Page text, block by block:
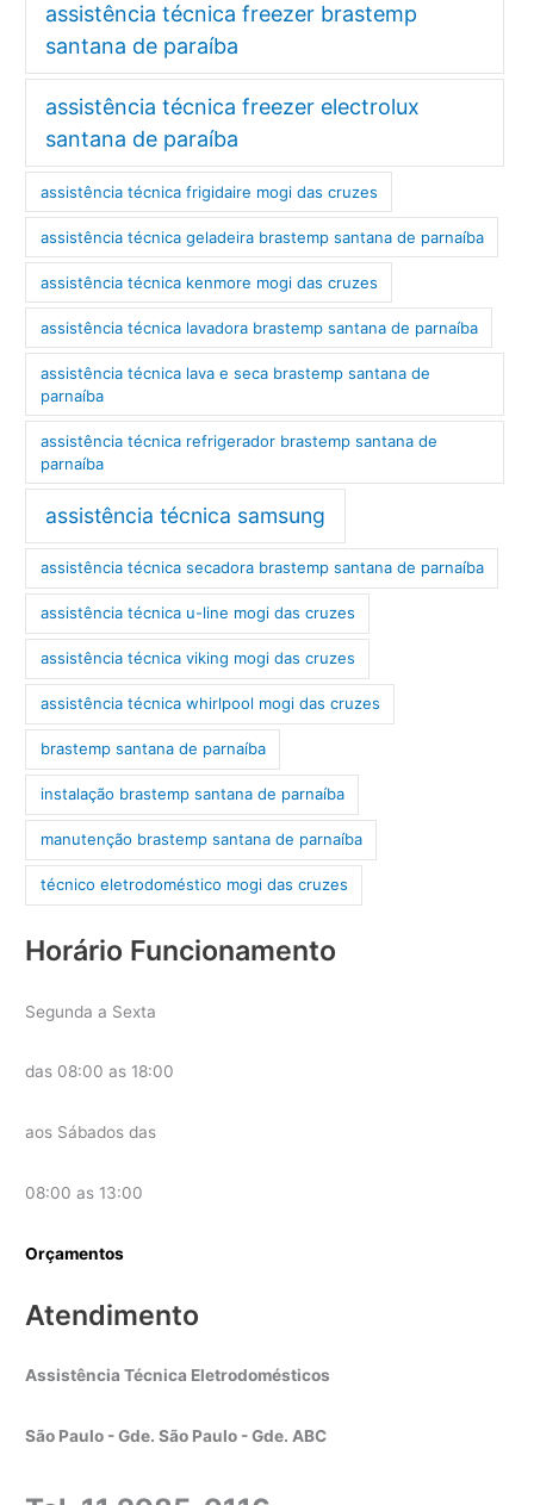
assistência técnica freezer brastemp
santana de paraíba
assistência técnica freezer electrolux
santana de paraíba
assistência técnica frigidaire mogi das cruzes
assistência técnica geladeira brastemp santana de parnaíba
assistência técnica kenmore mogi das cruzes
assistência técnica lavadora brastemp santana de parnaíba
assistência técnica lava e seca brastemp santana de
parnaíba
assistência técnica refrigerador brastemp santana de
parnaíba
assistência técnica samsung
assistência técnica secadora brastemp santana de parnaíba
assistência técnica u-line mogi das cruzes
assistência técnica viking mogi das cruzes
assistência técnica whirlpool mogi das cruzes
brastemp santana de parnaíba
instalação brastemp santana de parnaíba
manutenção brastemp santana de parnaíba
técnico eletrodoméstico mogi das cruzes
Horário Funcionamento
Segunda a Sexta
das 08:00 as 18:00
aos Sábados das
08:00 as 13:00
Orçamentos
Atendimento
Assistência Técnica Eletrodomésticos
São Paulo - Gde. São Paulo - Gde. ABC